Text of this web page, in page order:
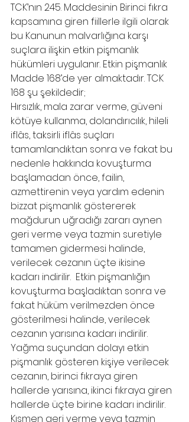
TCK’nın 245. Maddesinin Birinci fıkra
kapsamına giren fiillerle ilgili olarak
bu Kanunun malvarlığına karşı
suçlara ilişkin etkin pişmanlık
hükümleri uygulanır. Etkin pişmanlık
Madde 168’de yer almaktadır. TCK
168 şu şekildedir;
Hırsızlık, mala zarar verme, güveni
kötüye kullanma, dolandırıcılık, hileli
iflâs, taksirli iflâs suçları
tamamlandıktan sonra ve fakat bu
nedenle hakkında kovuşturma
başlamadan önce, failin,
azmettirenin veya yardım edenin
bizzat pişmanlık göstererek
mağdurun uğradığı zararı aynen
geri verme veya tazmin suretiyle
tamamen gidermesi halinde,
verilecek cezanın üçte ikisine
kadarı indirilir.  Etkin pişmanlığın
kovuşturma başladıktan sonra ve
fakat hüküm verilmezden önce
gösterilmesi halinde, verilecek
cezanın yarısına kadarı indirilir.
Yağma suçundan dolayı etkin
pişmanlık gösteren kişiye verilecek
cezanın, birinci fıkraya giren
hallerde yarısına, ikinci fıkraya giren
hallerde üçte birine kadarı indirilir.
Kısmen geri verme veya tazmin